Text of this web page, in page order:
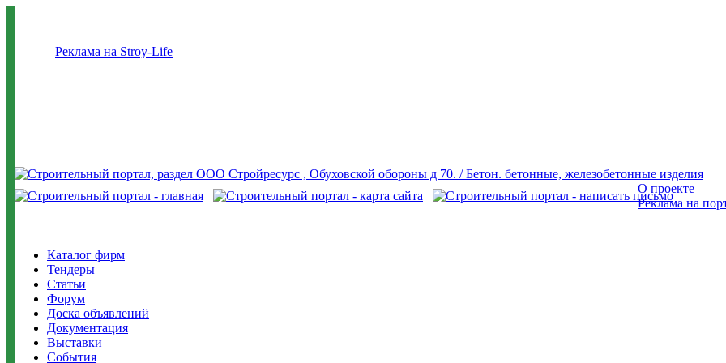
Реклама на Stroy-Life
О проекте
Реклама на
Каталог фирм
Тендеры
Статьи
Форум
Доска объявлений
Документация
Выставки
События